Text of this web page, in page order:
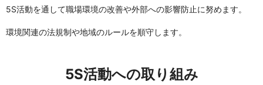
5S活動を通して職場環境の改善や外部への影響防止に努めます。
環境関連の法規制や地域のルールを順守します。
5S活動への取り組み